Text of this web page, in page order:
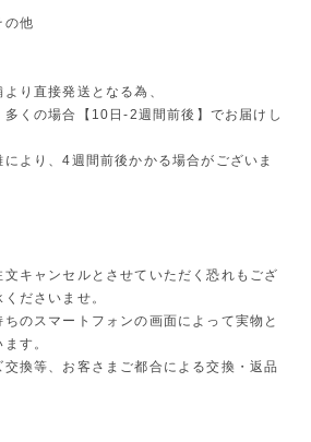
の他
り直接発送となる為、
多くの場合【10日-2週間前後】でお届けし
より、4週間前後かかる場合がございま
文キャンセルとさせていただく恐れもござ
ださいませ。
ちのスマートフォンの画面によって実物と
す。
交換等、お客さまご都合による交換・返品